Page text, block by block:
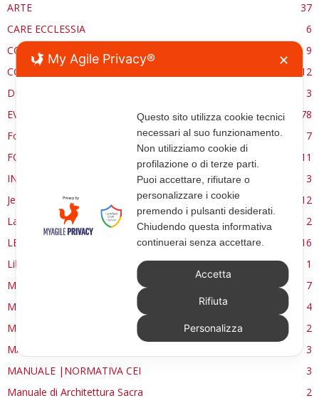
ARTE
37
CARE ECCLESSIA
6
CONSERVAZIONE
9
CONTROCANTO
12
DE RE AEDIFICATORIA
3
EVENTI
78
Forma, spazio e ordine
7
FORMAZIONE
11
INTERVIEW
3
Jerusalem
12
La Materia e l'Immagine
2
LETTURE
16
Libri
1
MANUALE | FUOCHI LITURGICI
7
MANUALE | PATRIMONIO
4
MANUALE | PREMESSA
2
MANUALE | SIMBOLI E FORME
3
MANUALE |NORMATIVA CEI
3
Manuale di Architettura Sacra
2
My Agile Privacy® ✕
Questo sito utilizza cookie tecnici
necessari al suo funzionamento.
Non utilizziamo cookie di
profilazione o di terze parti.
Puoi accettare, rifiutare o
personalizzare i cookie
premendo i pulsanti desiderati.
Chiudendo questa informativa
continuerai senza accettare.
Accetta
Rifiuta
Personalizza